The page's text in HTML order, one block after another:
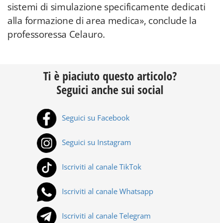
sistemi di simulazione specificamente dedicati
alla formazione di area medica», conclude la
professoressa Celauro.
Ti è piaciuto questo articolo?
Seguici anche sui social
Seguici su Facebook
Seguici su Instagram
Iscriviti al canale TikTok
Iscriviti al canale Whatsapp
Iscriviti al canale Telegram